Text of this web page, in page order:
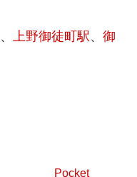
、 上野御徒町駅、 御
Pocket